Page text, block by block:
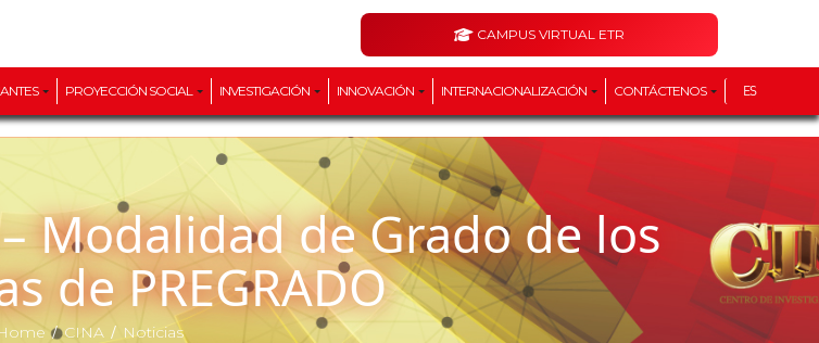
CAMPUS VIRTUAL ETR
PROYECCIÓN SOCIAL INVESTIGACIÓN INNOVACIÓN INTERNACIONALIZACIÓN CONTÁCTENOS ES
de PREGRADO
/CINA / Noticias